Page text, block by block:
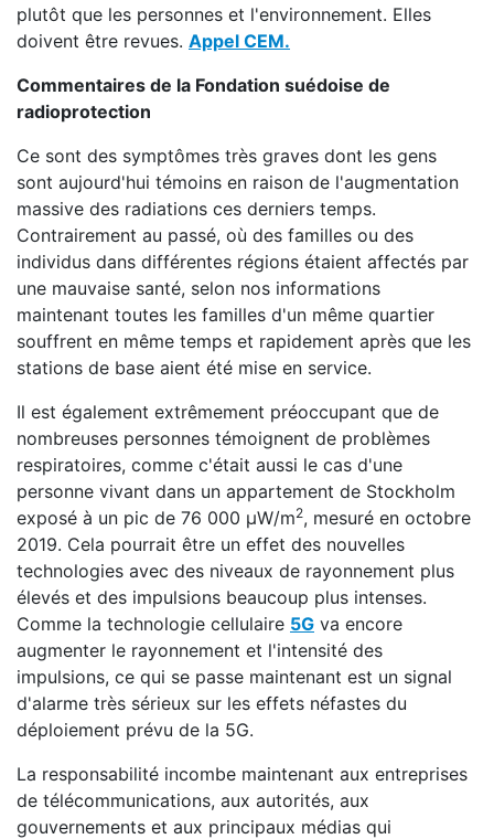
plutôt que les personnes et l'environnement. Elles
doivent être revues. Appel CEM.
Commentaires de la Fondation suédoise de
radioprotection
Ce sont des symptômes très graves dont les gens
sont aujourd'hui témoins en raison de l'augmentation
massive des radiations ces derniers temps.
Contrairement au passé, où des familles ou des
individus dans différentes régions étaient affectés par
une mauvaise santé, selon nos informations
maintenant toutes les familles d'un même quartier
souffrent en même temps et rapidement après que les
stations de base aient été mise en service.
Il est également extrêmement préoccupant que de
nombreuses personnes témoignent de problèmes
respiratoires, comme c'était aussi le cas d'une
personne vivant dans un appartement de Stockholm
exposé à un pic de 76 000 μW/m2, mesuré en octobre
2019. Cela pourrait être un effet des nouvelles
technologies avec des niveaux de rayonnement plus
élevés et des impulsions beaucoup plus intenses.
Comme la technologie cellulaire 5G va encore
augmenter le rayonnement et l'intensité des
impulsions, ce qui se passe maintenant est un signal
d'alarme très sérieux sur les effets néfastes du
déploiement prévu de la 5G.
La responsabilité incombe maintenant aux entreprises
de télécommunications, aux autorités, aux
gouvernements et aux principaux médias qui